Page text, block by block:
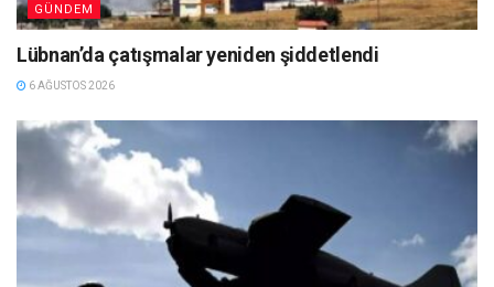
GÜNDEM
Lübnan’da çatışmalar yeniden şiddetlendi
6 AĞUSTOS 2026